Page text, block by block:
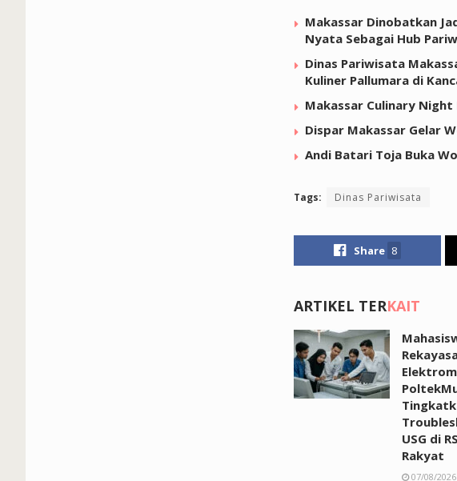
Makassar Dinobatkan
Nyata Sebagai Hub
Dinas Pariwisata
Kuliner Pallumara di
Makassar Culinary
Dispar Makassar Gelar
Andi Batari Toja Buka
Tags: Dinas Pariwisata
Share 8
ARTIKEL TERKAIT
USG di
Rakyat
07/08/2026